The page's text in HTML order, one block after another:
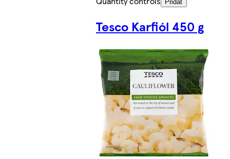
Pridať
Tesco Karfiól 450 g